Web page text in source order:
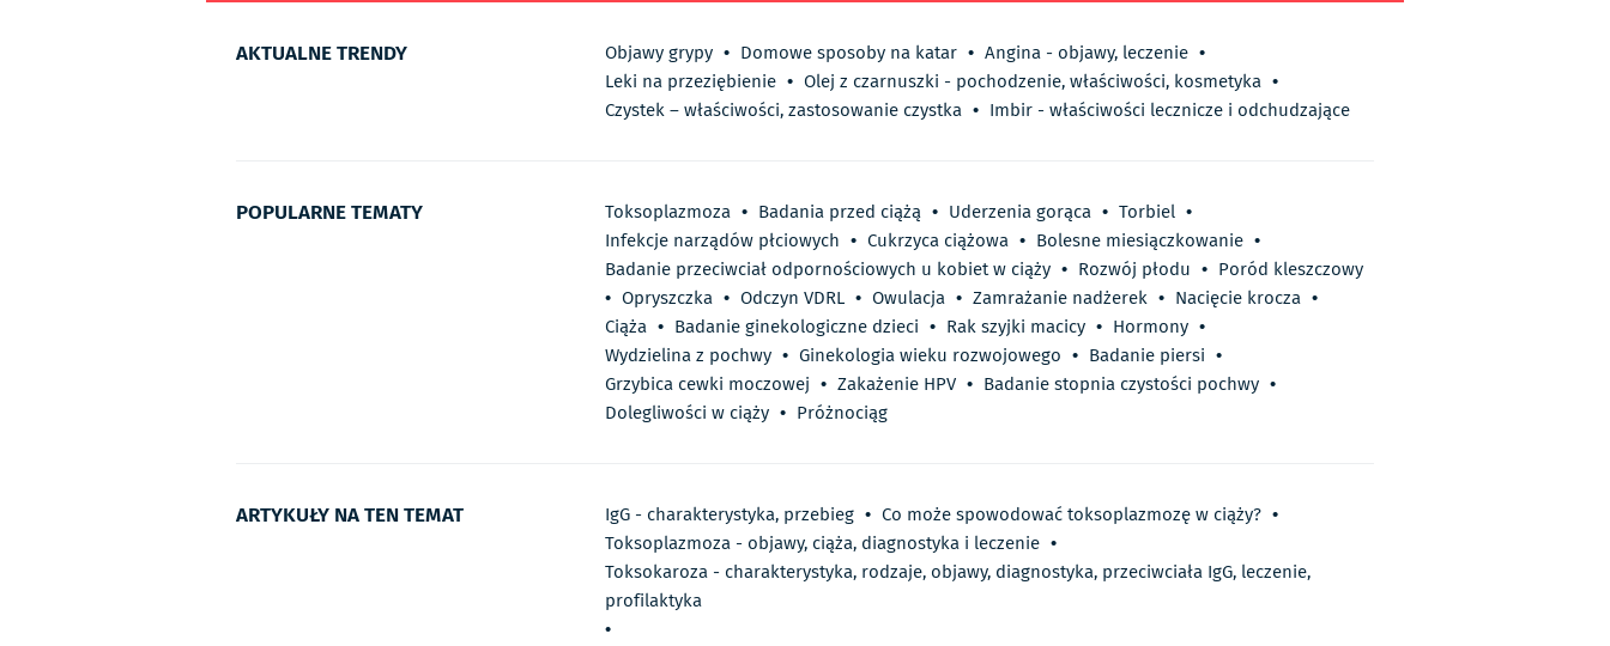
AKTUALNE TRENDY Objawy grypy • Domowe sposoby na katar • Angina - objawy, leczenie •
Leki na przeziębienie • Olej z czarnuszki - pochodzenie, właściwości, kosmetyka •
Czystek – właściwości, zastosowanie czystka • Imbir - właściwości lecznicze i odchudzające
POPULARNE TEMATY Toksoplazmoza • Badania przed ciążą • Uderzenia gorąca • Torbiel •
Infekcje narządów płciowych • Cukrzyca ciążowa • Bolesne miesiączkowanie •
Badanie przeciwciał odpornościowych u kobiet w ciąży • Rozwój płodu • Poród kleszczowy
• Opryszczka • Odczyn VDRL • Owulacja • Zamrażanie nadżerek • Nacięcie krocza •
Ciąża • Badanie ginekologiczne dzieci • Rak szyjki macicy • Hormony •
Wydzielina z pochwy • Ginekologia wieku rozwojowego • Badanie piersi •
Grzybica cewki moczowej • Zakażenie HPV • Badanie stopnia czystości pochwy •
Dolegliwości w ciąży • Próżnociąg
ARTYKUŁY NA TEN TEMAT IgG - charakterystyka, przebieg • Co może spowodować toksoplazmozę w ciąży? •
Toksoplazmoza - objawy, ciąża, diagnostyka i leczenie •
Toksokaroza - charakterystyka, rodzaje, objawy, diagnostyka, przeciwciała IgG, leczenie,
profilaktyka
•